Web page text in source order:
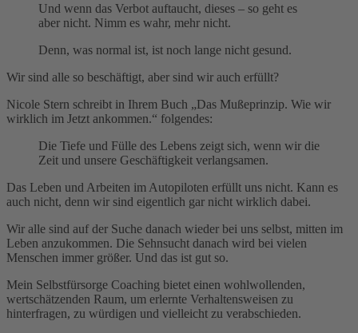
Und wenn das Verbot auftaucht, dieses – so geht es
aber nicht. Nimm es wahr, mehr nicht.
Denn, was normal ist, ist noch lange nicht gesund.
Wir sind alle so beschäftigt, aber sind wir auch erfüllt?
Nicole Stern schreibt in Ihrem Buch „Das Mußeprinzip. Wie wir
wirklich im Jetzt ankommen.“ folgendes:
Die Tiefe und Fülle des Lebens zeigt sich, wenn wir die
Zeit und unsere Geschäftigkeit verlangsamen.
Das Leben und Arbeiten im Autopiloten erfüllt uns nicht. Kann es
auch nicht, denn wir sind eigentlich gar nicht wirklich dabei.
Wir alle sind auf der Suche danach wieder bei uns selbst, mitten im
Leben anzukommen. Die Sehnsucht danach wird bei vielen
Menschen immer größer. Und das ist gut so.
Mein Selbstfürsorge Coaching bietet einen wohlwollenden,
wertschätzenden Raum, um erlernte Verhaltensweisen zu
hinterfragen, zu würdigen und vielleicht zu verabschieden.